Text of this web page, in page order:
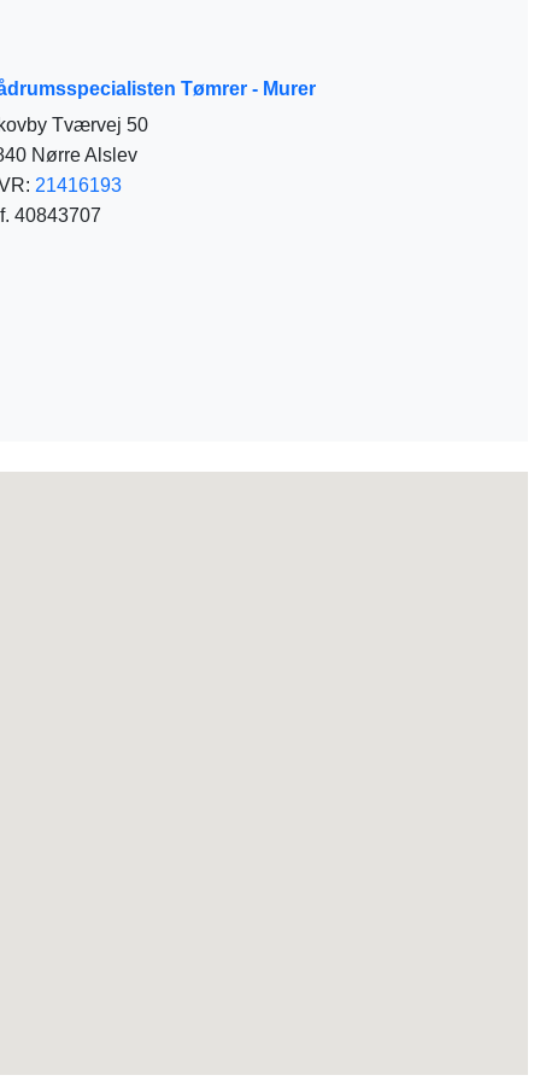
Tømrer - Murer
Tværvej 50
Nørre Alslev
21416193
40843707